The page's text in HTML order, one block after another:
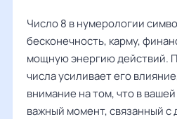
Число 8 в нумерологии
бесконечность, карму,
мощную энергию действий.
числа усиливает его
внимание на том, что в
важный момент, связанный